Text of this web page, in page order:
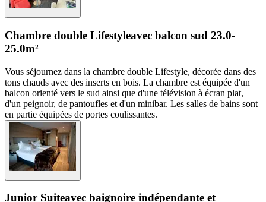
Chambre double Lifestyleavec balcon sud 23.0-
25.0m²
Vous séjournez dans la chambre double Lifestyle, décorée dans des
tons chauds avec des inserts en bois. La chambre est équipée d'un
balcon orienté vers le sud ainsi que d'une télévision à écran plat,
d'un peignoir, de pantoufles et d'un minibar. Les salles de bains sont
en partie équipées de portes coulissantes.
Junior Suiteavec baignoire indépendante et